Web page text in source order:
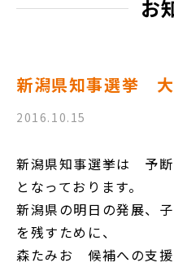
お
新潟県知事選挙
2016.10.15
新潟県知事選挙は 予断
となっております。
新潟県の明日の発展、
を残すために、
森たみお 候補への支援